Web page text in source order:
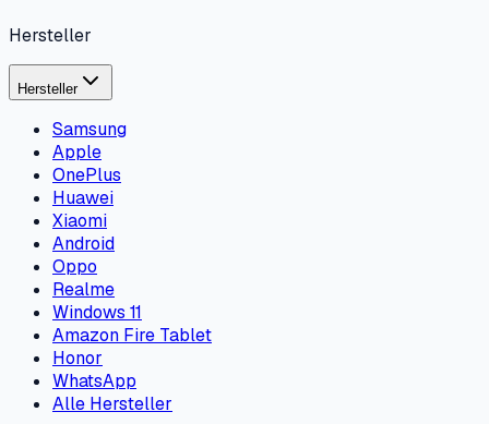
Hersteller
Hersteller
Samsung
Apple
OnePlus
Huawei
Xiaomi
Android
Oppo
Realme
Windows 11
Amazon Fire Tablet
Honor
WhatsApp
Alle Hersteller